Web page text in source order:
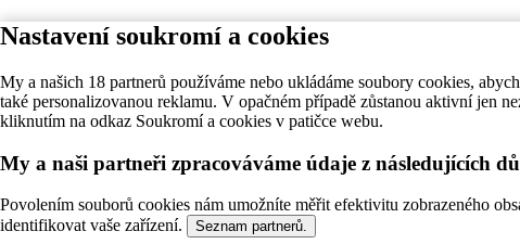
Nastavení soukromí a cookies
My a našich 18 partnerů používáme nebo ukládáme soubory cookies,
také personalizovanou reklamu. V opačném případě zůstanou aktivní jen
kliknutím na odkaz Soukromí a cookies v patičce webu.
My a naši partneři zpracováváme údaje z následujících
Povolením souborů cookies nám umožníte měřit efektivitu zobrazeného
identifikovat vaše zařízení.
Seznam partnerů.